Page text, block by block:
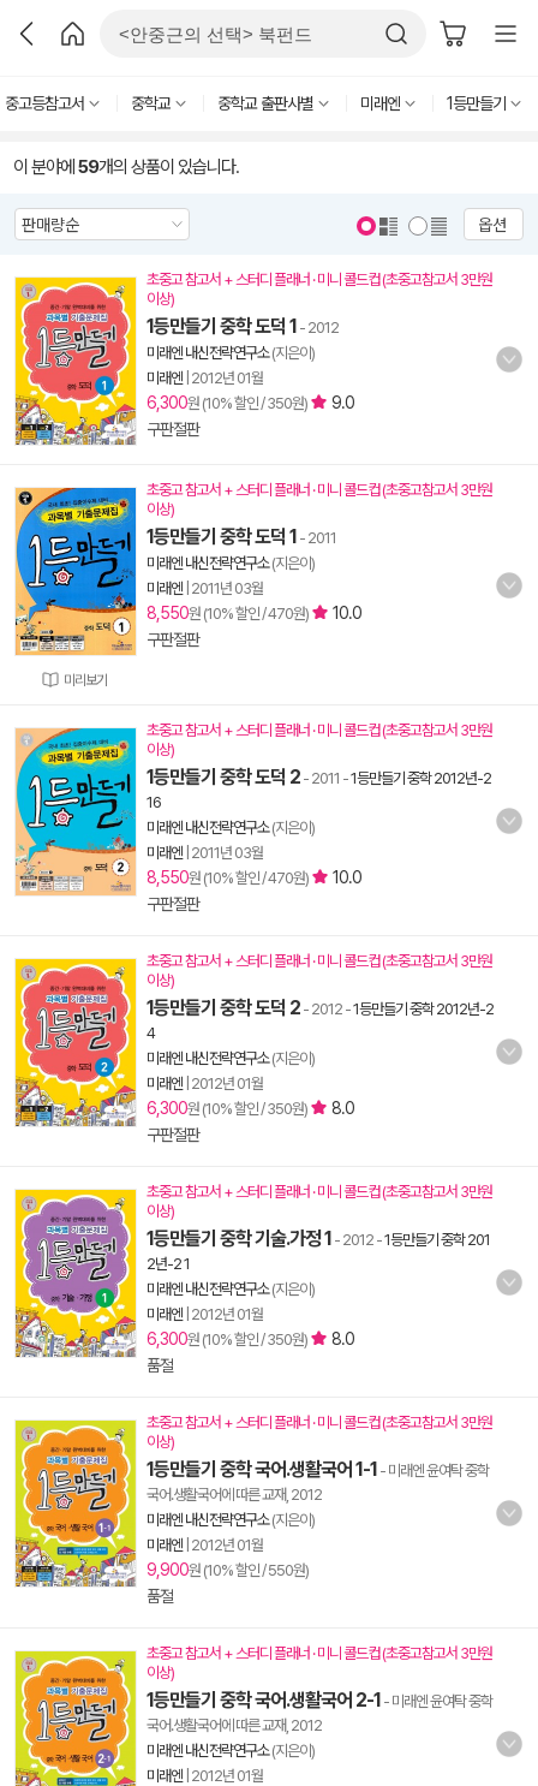
중고등참고서 중학교 중학교 출판사별 미래엔 1등만들기
이 분야에 59개의 상품이 있습니다.
옵션
초중고 참고서 + 스터디 플래너 · 미니 콜드컵 (초중고참고서 3만원
이상)
1등만들기 중학 도덕 1 - 2012
미래엔 내신전략연구소(지은이)
미래엔 2012년 01월
6,300원 (10% 할인 / 350원)
9.0
구판절판
미리보기
초중고 참고서 + 스터디 플래너 · 미니 콜드컵 (초중고참고서 3만원
이상)
1등만들기 중학 도덕 1 - 2011
미래엔 내신전략연구소(지은이)
미래엔 2011년 03월
8,550원 (10% 할인 / 470원)
10.0
구판절판
초중고 참고서 + 스터디 플래너 · 미니 콜드컵 (초중고참고서 3만원
이상)
1등만들기 중학 도덕 2 - 2011 -1등만들기 중학 2012년-2
16
미래엔 내신전략연구소(지은이)
미래엔 2011년 03월
8,550원 (10% 할인 / 470원)
10.0
구판절판
초중고 참고서 + 스터디 플래너 · 미니 콜드컵 (초중고참고서 3만원
이상)
1등만들기 중학 도덕 2 - 2012 -1등만들기 중학 2012년-2
4
미래엔 내신전략연구소(지은이)
미래엔 2012년 01월
6,300원 (10% 할인 / 350원)
8.0
구판절판
초중고 참고서 + 스터디 플래너 · 미니 콜드컵 (초중고참고서 3만원
이상)
1등만들기 중학 기술.가정 1 - 2012 -1등만들기 중학 201
2년-2 1
미래엔 내신전략연구소(지은이)
미래엔 2012년 01월
6,300원 (10% 할인 / 350원)
8.0
품절
초중고 참고서 + 스터디 플래너 · 미니 콜드컵 (초중고참고서 3만원
이상)
1등만들기 중학 국어.생활국어 1-1 - 미래엔 윤여탁 중학
국어.생활국어에 따른 교재, 2012
미래엔 내신전략연구소(지은이)
미래엔 2012년 01월
9,900원 (10% 할인 / 550원)
품절
초중고 참고서 + 스터디 플래너 · 미니 콜드컵 (초중고참고서 3만원
이상)
1등만들기 중학 국어.생활국어 2-1 - 미래엔 윤여탁 중학
국어.생활국어에 따른 교재, 2012
미래엔 내신전략연구소(지은이)
미래엔 2012년 01월